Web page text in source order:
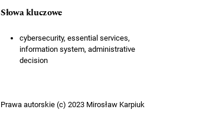
Słowa kluczowe
cybersecurity, essential services,
information system, administrative
decision
Prawa autorskie (c) 2023 Mirosław Karpiuk